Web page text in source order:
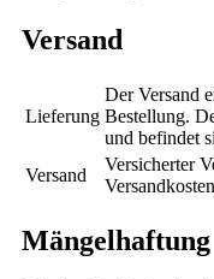
Versand
Lieferung
Der Versand
Bestellung.
und befindet
Versand
Versicherter
Mängelhaftung